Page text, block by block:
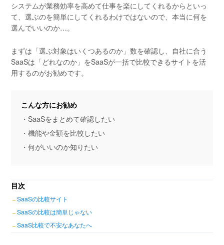
システムが業務効率を高めて仕事を楽にしてくれるからといっ
て、選ぶのを簡単にしてくれるわけではないので、本当に何を
選んでいいのか…。
まずは「選ぶ対象はいくつあるのか」数を確認し、自社に合う
SaaSは「どれなのか」をSaaSが一括で比較できるサイトを活
用するのがお勧めです。
こんな方にお勧め
・SaaSをまとめて確認したい
・機能や金額を比較したい
・何がいいのか知りたい
目次
SaaSの比較サイト
SaaSの比較は簡単じゃない
SaaS比較で不安なあなたへ